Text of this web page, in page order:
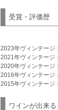
受賞・評価歴
2023年ヴィンテージ
2021年ヴィンテージ
2020年ヴィンテージ
2016年ヴィンテージ
2015年ヴィンテージ
ワインが出来